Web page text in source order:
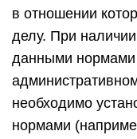
в отношении
делу. При
данными нормами
необходимо
нормами